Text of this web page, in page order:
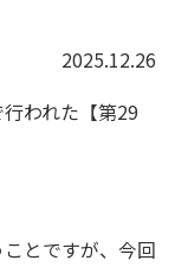
2025.12.26
われた【第29
とですが、今回